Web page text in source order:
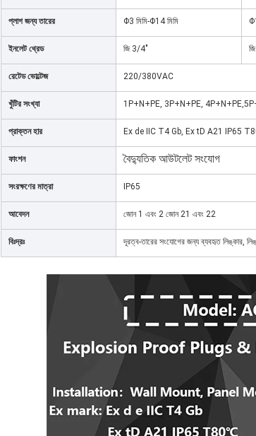
প্লাগ জন্য তারের Φ3 মিমি-Φ14 মিমি
ইনলেট থ্রেড জি 3/4"
রেটেড ভোল্টেজ 220/380VAC
খুঁটির সংখ্যা 1P+N+PE, 3P+N+PE, 4
প্রাক্তন হার Ex de IIC T4 Gb, Ex tD A21 IP65
ফাংশন বৈদ্যুতিক আউটলেট সংযোগ
সংরক্ষণের মাত্রা IP65
আবেদন জোন 1 এবং 2 জোন 21 এবং 22
বিঃদ্রঃ দূরত্ব-তারের সংযোগের জন্য ব্যবহৃত লিঙ্কার,